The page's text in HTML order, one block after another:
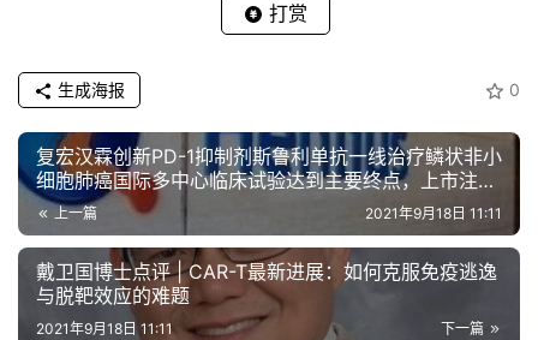
打赏
0
生成海报
复宏汉霖创新PD-1抑制剂斯鲁利单抗一线治疗鳞状非小
细胞肺癌国际多中心临床试验达到主要终点，上市注册
申请获NMPA受理
上一篇 2021年9月18日 11:11
戴卫国博士点评 | CAR-T最新进展：如何克服免疫逃逸
与脱靶效应的难题
下一篇
2021年9月18日 11:11